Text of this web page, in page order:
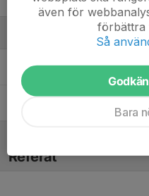
Alain Ndimurukundo
Referat
även för
förbättra
Så
Bara